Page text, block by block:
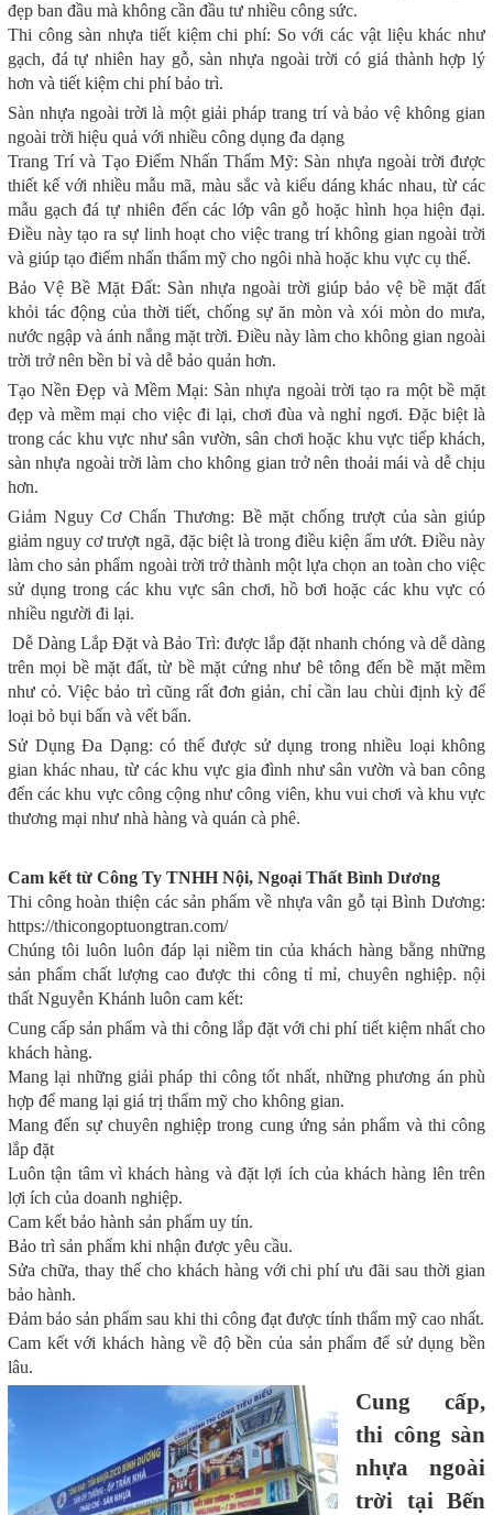
đẹp ban đầu mà không cần đầu tư nhiều công sức.
Thi công sàn nhựa tiết kiệm chi phí: So với các vật liệu khác như
gạch, đá tự nhiên hay gỗ, sàn nhựa ngoài trời có giá thành hợp lý
hơn và tiết kiệm chi phí bảo trì.
Sàn nhựa ngoài trời là một giải pháp trang trí và bảo vệ không gian
ngoài trời hiệu quả với nhiều công dụng đa dạng
Trang Trí và Tạo Điểm Nhấn Thẩm Mỹ: Sàn nhựa ngoài trời được
thiết kế với nhiều mẫu mã, màu sắc và kiểu dáng khác nhau, từ các
mẫu gạch đá tự nhiên đến các lớp vân gỗ hoặc hình họa hiện đại.
Điều này tạo ra sự linh hoạt cho việc trang trí không gian ngoài trời
và giúp tạo điểm nhấn thẩm mỹ cho ngôi nhà hoặc khu vực cụ thể.
Bảo Vệ Bề Mặt Đất: Sàn nhựa ngoài trời giúp bảo vệ bề mặt đất
khỏi tác động của thời tiết, chống sự ăn mòn và xói mòn do mưa,
nước ngập và ánh nắng mặt trời. Điều này làm cho không gian ngoài
trời trở nên bền bỉ và dễ bảo quản hơn.
Tạo Nền Đẹp và Mềm Mại: Sàn nhựa ngoài trời tạo ra một bề mặt
đẹp và mềm mại cho việc đi lại, chơi đùa và nghỉ ngơi. Đặc biệt là
trong các khu vực như sân vườn, sân chơi hoặc khu vực tiếp khách,
sàn nhựa ngoài trời làm cho không gian trở nên thoải mái và dễ chịu
hơn.
Giảm Nguy Cơ Chấn Thương: Bề mặt chống trượt của sàn giúp
giảm nguy cơ trượt ngã, đặc biệt là trong điều kiện ẩm ướt. Điều này
làm cho sản phẩm ngoài trời trở thành một lựa chọn an toàn cho việc
sử dụng trong các khu vực sân chơi, hồ bơi hoặc các khu vực có
nhiều người đi lại.
Dễ Dàng Lắp Đặt và Bảo Trì: được lắp đặt nhanh chóng và dễ dàng
trên mọi bề mặt đất, từ bề mặt cứng như bê tông đến bề mặt mềm
như cỏ. Việc bảo trì cũng rất đơn giản, chỉ cần lau chùi định kỳ để
loại bỏ bụi bẩn và vết bẩn.
Sử Dụng Đa Dạng: có thể được sử dụng trong nhiều loại không
gian khác nhau, từ các khu vực gia đình như sân vườn và ban công
đến các khu vực công cộng như công viên, khu vui chơi và khu vực
thương mại như nhà hàng và quán cà phê.
Cam kết từ Công Ty TNHH Nội, Ngoại Thất Bình Dương
Thi công hoàn thiện các sản phẩm về nhựa vân gỗ tại Bình Dương:
https://thicongoptuongtran.com/
Chúng tôi luôn luôn đáp lại niềm tin của khách hàng bằng những
sản phẩm chất lượng cao được thi công tỉ mỉ, chuyên nghiệp. nội
thất Nguyễn Khánh luôn cam kết:
Cung cấp sản phẩm và thi công lắp đặt với chi phí tiết kiệm nhất cho
khách hàng.
Mang lại những giải pháp thi công tốt nhất, những phương án phù
hợp để mang lại giá trị thẩm mỹ cho không gian.
Mang đến sự chuyên nghiệp trong cung ứng sản phẩm và thi công
lắp đặt
Luôn tận tâm vì khách hàng và đặt lợi ích của khách hàng lên trên
lợi ích của doanh nghiệp.
Cam kết bảo hành sản phẩm uy tín.
Bảo trì sản phẩm khi nhận được yêu cầu.
Sửa chữa, thay thế cho khách hàng với chi phí ưu đãi sau thời gian
bảo hành.
Đảm bảo sản phẩm sau khi thi công đạt được tính thẩm mỹ cao nhất.
Cam kết với khách hàng về độ bền của sản phẩm để sử dụng bền
lâu.
Cung cấp,
thi công sàn
nhựa ngoài
trời tại Bến